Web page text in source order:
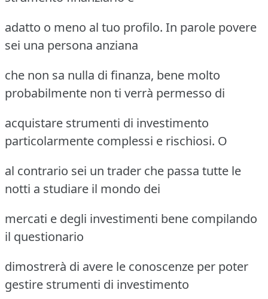
adatto o meno al tuo profilo. In parole povere
sei una persona anziana
che non sa nulla di finanza, bene molto
probabilmente non ti verrà permesso di
acquistare strumenti di investimento
particolarmente complessi e rischiosi. O
al contrario sei un trader che passa tutte le
notti a studiare il mondo dei
mercati e degli investimenti bene compilando
il questionario
dimostrerà di avere le conoscenze per poter
gestire strumenti di investimento